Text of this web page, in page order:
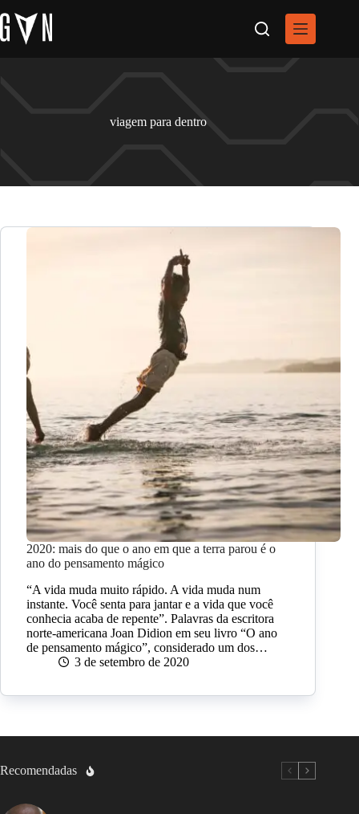
para
o
conteúdo
viagem para dentro
2020: mais do que o ano em que a terra parou é o
ano do pensamento mágico
“A vida muda muito rápido. A vida muda num
instante. Você senta para jantar e a vida que você
conhecia acaba de repente”. Palavras da escritora
norte-americana Joan Didion em seu livro “O ano
de pensamento mágico”, considerado um dos…
3 de setembro de 2020
Recomendadas